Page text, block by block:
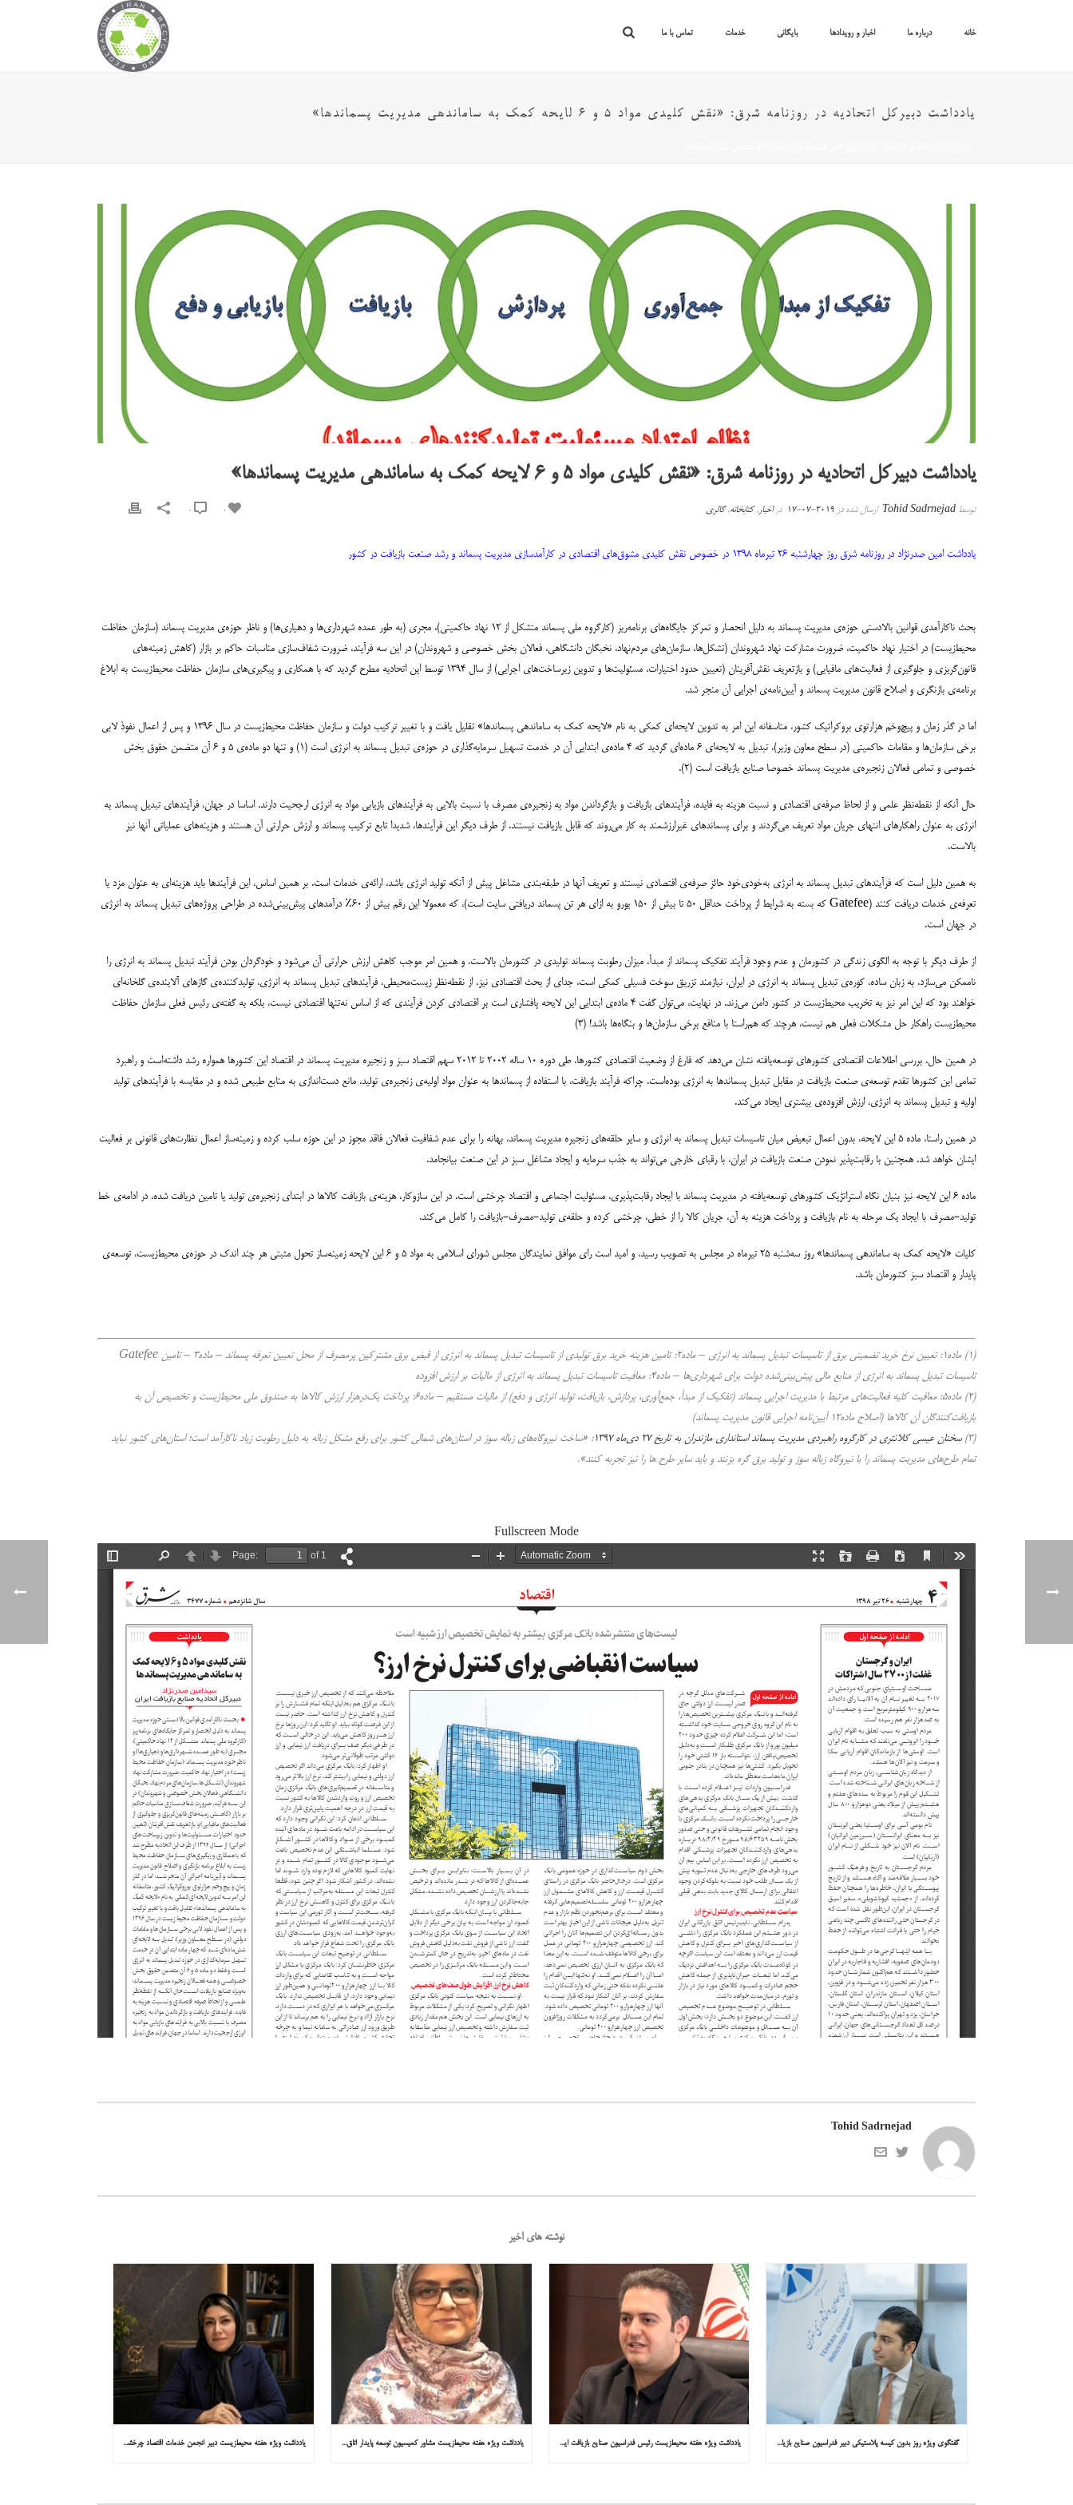
خانه درباره ما اخبار و رویدادها بایگانی خدمات تماس با ما
یادداشت دبیرکل اتحادیه در روزنامه شرق: «نقش کلیدی مواد ۵ و ۶ لایحه کمک به ساماندهی مدیریت پسماندها»
یادداشت دبیرکل اتحادیه در روزنامه شرق: «نقش کلیدی مواد ۵ و ۶ لایحه کمک به ساماندهی مدیریت پسماندها»
توسط Tohid Sadrnejad ارسال شده در 2019-07-17 دراخبار,کتابخانه,گالری 0
یادداشت امین صدرنژاد در روزنامه شرق روز چهارشنبه ۲۶ تیرماه ۱۳۹۸ در خصوص نقش کلیدی مشوق‌های اقتصادی در کارآمدسازی مدیریت پسماند و رشد صنعت بازیافت در کشور
بحث ناکارآمدی قوانین بالادستی حوزه‌ی مدیریت پسماند به دلیل انحصار و تمرکز جایگاه‌های برنامه‌ریز (کارگروه ملی پسماند متشکل از ۱۲ نهاد حاکمیتی)، مجری (به طور عمده شهرداری‌ها و دهیاری‌ها) و ناظر حوزه‌ی مدیریت پسماند (سازمان حفاظت
محیط‌زیست) در اختیار نهاد حاکمیت، ضرورت مشارکت نهاد شهروندان (تشکل‌ها، سازمان‌های مردم‌نهاد، نخبگان دانشگاهی، فعالان بخش خصوصی و شهروندان) در این سه فرآیند، ضرورت شفاف‌سازی مناسبات حاکم بر بازار (کاهش زمینه‌های
قانون‌گریزی و جلوگیری از فعالیت‌های مافیایی) و بازتعریف نقش‌آفرینان (تعیین حدود اختیارات، مسئولیت‌ها و تدوین زیرساخت‌های اجرایی) از سال ۱۳۹۴ توسط این اتحادیه مطرح گردید که با همکاری و پیگیری‌های سازمان حفاظت محیط‌زیست به ابلاغ
برنامه‌ی بازنگری و اصلاح قانون مدیریت پسماند و آیین‌نامه‌ی اجرایی آن منجر شد.
اما در گذر زمان و پیچ‌وخم هزارتوی بروکراتیک کشور، متاسفانه این امر به تدوین لایحه‌ای کمکی به نام «لایحه کمک به ساماندهی پسماندها» تقلیل یافت و با تغییر ترکیب دولت و سازمان حفاظت محیط‌زیست در سال ۱۳۹۶ و پس از اعمال نفوذ لابی
برخی سازمان‌ها و مقامات حاکمیتی (در سطح معاون وزیر)، تبدیل به لایحه‌ای ۶ ماده‌ای گردید که ۴ ماده‌ی ابتدایی آن در خدمت تسهیل سرمایه‌گذاری در حوزه‌ی تبدیل پسماند به انرژی است (۱) و تنها دو ماده‌ی ۵ و ۶ آن متضمن حقوق بخش
خصوصی و تمامی فعالان زنجیره‌ی مدیریت پسماند خصوصا صنایع بازیافت است (۲).
حال آنکه از نقطه‌نظر علمی و از لحاظ صرفه‌ی اقتصادی و نسبت هزینه به فایده، فرآیندهای بازیافت و بازگرداندن مواد به زنجیره‌ی مصرف با نسبت بالایی به فرآیندهای بازیابی مواد به انرژی ارجحیت دارند. اساسا در جهان، فرآیندهای تبدیل پسماند به
انرژی به عنوان راهکارهای انتهای جریان مواد تعریف می‌گردند و برای پسماندهای غیرارزشمند به کار می‌روند که قابل بازیافت نیستند. از طرف دیگر این فرآیندها، شدیدا تابع ترکیب پسماند و ارزش حرارتی آن هستند و هزینه‌های عملیاتی آنها نیز
بالاست.
به همین دلیل است که فرآیندهای تبدیل پسماند به انرژی به‌خودی‌خود حائز صرفه‌ی اقتصادی نیستند و تعریف آنها در طبقه‌بندی مشاغل پیش از آنکه تولید انرژی باشد، ارائه‌ی خدمات است. بر همین اساس، این فرآیندها باید هزینه‌ای به عنوان مزد یا
تعرفه‌ی خدمات دریافت کنند (Gatefee که بسته به شرایط از پرداخت حداقل ۵۰ تا بیش از ۱۵۰ یورو به ازای هر تن پسماند دریافتی سایت است)، که معمولا این رقم بیش از ۶۰٪ درآمدهای پیش‌بینی‌شده در طراحی پروژه‌های تبدیل پسماند به انرژی
در جهان است.
از طرف دیگر با توجه به الگوی زندگی در کشورمان و عدم وجود فرآیند تفکیک پسماند از مبدأ، میزان رطوبت پسماند تولیدی در کشورمان بالاست، و همین امر موجب کاهش ارزش حرارتی آن می‌شود و خودگردان بودن فرآیند تبدیل پسماند به انرژی را
ناممکن می‌سازد. به زبان ساده، کوره‌ی تبدیل پسماند به انرژی در ایران، نیازمند تزریق سوخت فسیلی کمکی است. جدای از بحث اقتصادی نیز، از نقطه‌نظر زیست‌محیطی، فرآیندهای تبدیل پسماند به انرژی، تولیدکننده‌ی گازهای آلاینده‌ی گلخانه‌ای
خواهند بود که این امر نیز به تخریب محیط‌زیست در کشور دامن می‌زند. در نهایت، می‌توان گفت ۴ ماده‌ی ابتدایی این لایحه پافشاری است بر اقتصادی کردن فرآیندی که از اساس نه‌تنها اقتصادی نیست، بلکه به گفته‌ی رئیس فعلی سازمان حفاظت
محیط‌زیست راهکار حل مشکلات فعلی هم نیست، هرچند که هم‌راستا با منافع برخی سازمان‌ها و بنگاه‌ها باشد! (۳)
در همین حال، بررسی اطلاعات اقتصادی کشورهای توسعه‌یافته نشان می‌دهد که فارغ از وضعیت اقتصادی کشورها، طی دوره ۱۰ ساله ۲۰۰۲ تا ۲۰۱۲ سهم اقتصاد سبز و زنجیره مدیریت پسماند در اقتصاد این کشورها همواره رشد داشته‌است و راهبرد
تمامی این کشورها تقدم توسعه‌ی صنعت بازیافت در مقابل تبدیل پسماندها به انرژی بوده‌است. چراکه فرآیند بازیافت، با استفاده از پسماندها به عنوان مواد اولیه‌ی زنجیره‌ی تولید، مانع دست‌اندازی به منابع طبیعی شده و در مقایسه با فرآیندهای تولید
اولیه و تبدیل پسماند به انرژی، ارزش افزوده‌ی بیشتری ایجاد می‌کند.
در همین راستا، ماده ۵ این لایحه، بدون اعمال تبعیض میان تاسیسات تبدیل پسماند به انرژی و سایر حلقه‌های زنجیره مدیریت پسماند، بهانه را برای عدم شفافیت فعالان فاقد مجوز در این حوزه سلب کرده و زمینه‌ساز اعمال نظارت‌های قانونی بر فعالیت
ایشان خواهد شد. همچنین با رقابت‌پذیر نمودن صنعت بازیافت در ایران، با رقبای خارجی می‌تواند به جذب سرمایه و ایجاد مشاغل سبز در این صنعت بیانجامد.
ماده ۶ این لایحه نیز بنیان نگاه استراتژیک کشورهای توسعه‌یافته در مدیریت پسماند با ایجاد رقابت‌پذیری، مسئولیت اجتماعی و اقتصاد چرخشی است. در این سازوکار، هزینه‌ی بازیافت کالاها در ابتدای زنجیره‌ی تولید یا تامین دریافت شده، در ادامه‌ی خط
تولید-مصرف با ایجاد یک مرحله به نام بازیافت و پرداخت هزینه به آن، جریان کالا را از خطی، چرخشی کرده و حلقه‌ی تولید-مصرف-بازیافت را کامل می‌کند.
کلیات «لایحه کمک به ساماندهی پسماندها» روز سه‌شنبه ۲۵ تیرماه در مجلس به تصویب رسید، و امید است رای موافق نمایندگان مجلس شورای اسلامی به مواد ۵ و ۶ این لایحه زمینه‌ساز تحول مثبتی هر چند اندک در حوزه‌ی محیط‌زیست، توسعه‌ی
پایدار و اقتصاد سبز کشورمان باشد.
(۱) ماده۱: تعیین نرخ خرید تضمینی برق از تاسیسات تبدیل پسماند به انرژی – ماده۲: تامین هزینه خرید برق تولیدی از تاسیسات تبدیل پسماند به انرژی از قبض برق مشترکین پرمصرف از محل تعیین تعرفه پسماند – ماده۳ – تامین Gatefee
تاسیسات تبدیل پسماند به انرژی از منابع مالی پیش‌بینی‌شده دولت برای شهرداری‌ها – ماده۴: معافیت تاسیسات تبدیل پسماند به انرژی از مالیات بر ارزش افزوده
(۲) ماده۵: معافیت کلیه فعالیت‌های مرتبط با مدیریت اجرایی پسماند (تفکیک از مبدأ، جمع‌آوری، پردازش، بازیافت، تولید انرژی و دفع) از مالیات مستقیم – ماده۶: پرداخت یک‌درهزار ارزش کالاها به صندوق ملی محیط‌زیست و تخصیص آن به
بازیافت‌کنندگان آن کالاها (اصلاح ماده۱۲ آیین‌نامه اجرایی قانون مدیریت پسماند)
(۳)
سخنان عیسی کلانتری در کارگروه راهبردی مدیریت پسماند استانداری مازندران به تاریخ ۲۷ دی‌ماه ۱۳۹۷
: «ساخت نیروگاه‌های زباله سوز در استان‌های شمالی کشور برای رفع مشکل زباله به دلیل رطوبت زیاد ناکارآمد است؛ استان‌های کشور نباید
تمام طرح‌های مدیریت پسماند را با نیروگاه زباله سوز و تولید برق گره بزنند و باید سایر طرح ها را نیز تجربه کنند».
Fullscreen Mode
Tohid Sadrnejad
نوشته های اخیر
گفتگوی ویژه روز بدون کیسه پلاستیکی دبیر فدراسیون صنایع بازیافت ایران با همشهری : «مشکل از مدیریت پسماند پلاستیکی است، نه کیسه پلاستیکی» یادداشت ویژه هفته محیط‌زیست رئیس فدراسیون صنایع بازیافت ایران در همشهری: «فقط ۱۸۰ مصوبه برای خارج کردن خودروهای فرسوده از خیابان‌ها» یادداشت ویژه هفته محیط‌زیست مشاور کمیسیون توسعه پایدار اتاق ایران در همشهری: «روایت میناب را به کاپ ۳۱ ببریم» یادداشت ویژه هفته محیط‌زیست دبیر انجمن خدمات اقتصاد چرخشی در همشهری: «چرا معادن جدید جهان زیر زمین نیستند؟»